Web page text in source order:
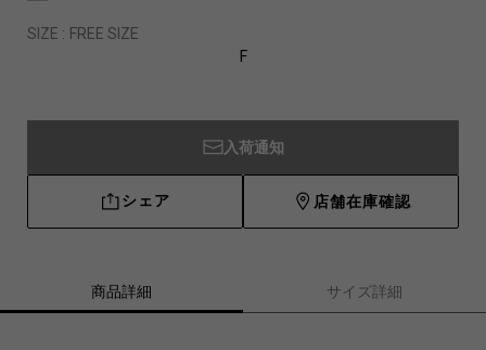
SIZE : FREE SIZE
F
入荷通知
シェア 店舗在庫確認
商品詳細 サイズ詳細